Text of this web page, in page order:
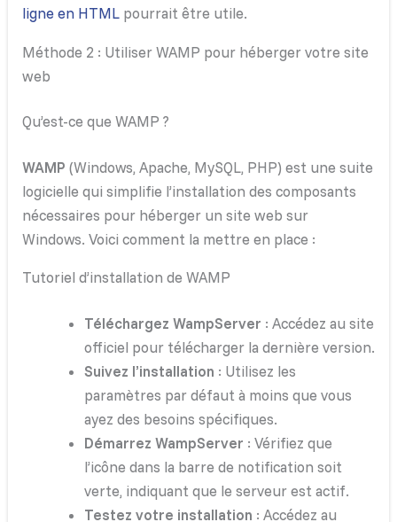
ligne en HTML pourrait être utile.
Méthode 2 : Utiliser WAMP pour héberger votre site
web
Qu’est-ce que WAMP ?
WAMP (Windows, Apache, MySQL, PHP) est une suite
logicielle qui simplifie l’installation des composants
nécessaires pour héberger un site web sur
Windows. Voici comment la mettre en place :
Tutoriel d’installation de WAMP
Téléchargez WampServer : Accédez au site
officiel pour télécharger la dernière version.
Suivez l’installation : Utilisez les
paramètres par défaut à moins que vous
ayez des besoins spécifiques.
Démarrez WampServer : Vérifiez que
l’icône dans la barre de notification soit
verte, indiquant que le serveur est actif.
Testez votre installation : Accédez au